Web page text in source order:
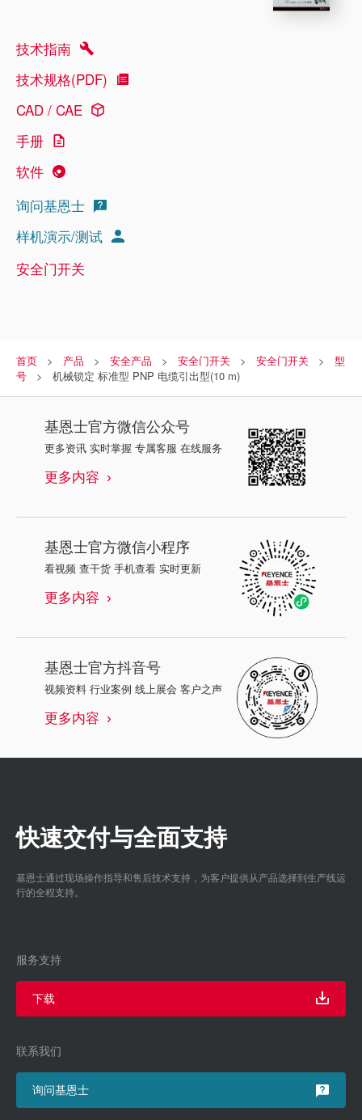
技术指南
技术规格(PDF)
CAD / CAE
手册
软件
询问基恩士
样机演示/测试
安全门开关
首页 产品 安全产品 安全门开关 安全门开关
型
号
机械锁定 标准型 PNP 电缆引出型(10 m)
基恩士官方微信公众号
更多资讯 实时掌握 专属客服 在线服务
更多内容
基恩士官方微信小程序
看视频 查干货 手机查看 实时更新
更多内容
基恩士官方抖音号
视频资料 行业案例 线上展会 客户之声
更多内容
快速交付与全面支持
基恩士通过现场操作指导和售后技术支持，为客户提供从产品选择到生产线运
行的全程支持。
服务支持
下载
联系我们
询问基恩士